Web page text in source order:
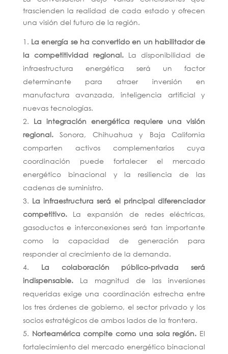
trascienden la realidad de cada estado y ofrecen
una visión del futuro de la región.
La energía se ha convertido en un habilitador de
la competitividad regional.La disponibilidad de
infraestructura energética será un factor
determinante para atraer inversión en
manufactura avanzada, inteligencia artificial y
nuevas tecnologías.
La integración energética requiere una visión
regional.Sonora, Chihuahua y Baja California
comparten activos complementarios cuya
coordinación puede fortalecer el mercado
energético binacional y la resiliencia de las
cadenas de suministro.
La infraestructura será el principal diferenciador
competitivo.La expansión de redes eléctricas,
gasoductos e interconexiones será tan importante
como la capacidad de generación para
responder al crecimiento de la demanda.
La colaboración público-privada será
indispensable.La magnitud de las inversiones
requeridas exige una coordinación estrecha entre
los tres órdenes de gobierno, el sector privado y los
socios estratégicos de ambos lados de la frontera.
Norteamérica compite como una sola región. El
fortalecimiento del mercado energético binacional